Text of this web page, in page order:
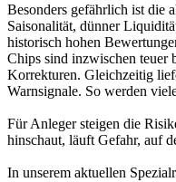
Besonders gefährlich ist die
Saisonalität, dünner
historisch hohen
Chips sind inzwischen teuer
Korrekturen. Gleichzeitig
Warnsignale. So werden
Für Anleger steigen die
hinschaut, läuft Gefahr, auf
In unserem aktuellen